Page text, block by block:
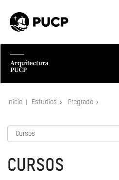
Inicio Estudios Pregrado
CURSOS